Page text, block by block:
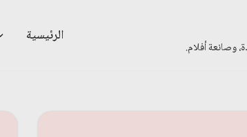
وصانعة أفلام.
الرئيسية